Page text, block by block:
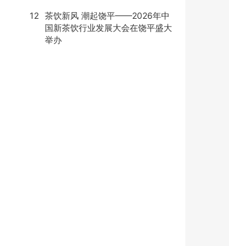
12
茶饮新风 潮起饶平——2026年中
国新茶饮行业发展大会在饶平盛大
举办